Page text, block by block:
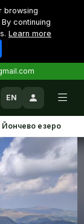
browsing
continuing
Learn more
EN
езеро